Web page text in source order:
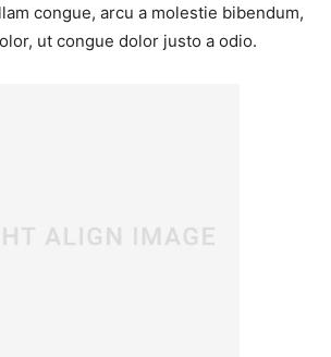
congue, arcu a molestie bibendum,
ut congue dolor justo a odio.